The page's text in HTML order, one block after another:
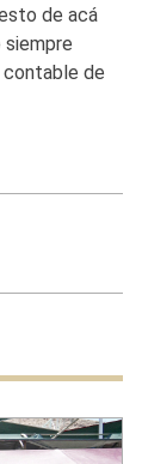
de acá
contable de